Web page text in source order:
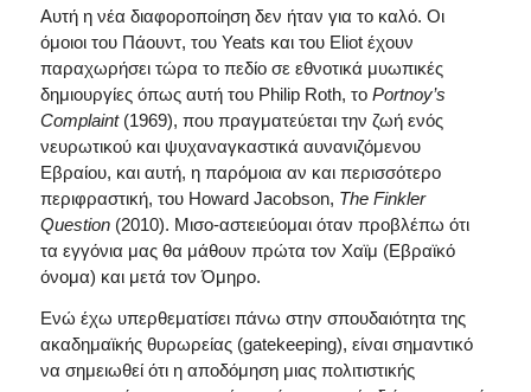
Αυτή η νέα διαφοροποίηση δεν ήταν για το καλό. Οι
όμοιοι του Πάουντ, του Yeats και του Eliot έχουν
παραχωρήσει τώρα το πεδίο σε εθνοτικά μυωπικές
δημιουργίες όπως αυτή του Philip Roth, το Portnoy’s
Complaint(1969), που πραγματεύεται την ζωή ενός
νευρωτικού και ψυχαναγκαστικά αυνανιζόμενου
Εβραίου, και αυτή, η παρόμοια αν και περισσότερο
περιφραστική, του Howard Jacobson, The Finkler
Question(2010). Μισο-αστειεύομαι όταν προβλέπω ότι
τα εγγόνια μας θα μάθουν πρώτα τον Χαϊμ (Εβραϊκό
όνομα) και μετά τον Όμηρο.
Ενώ έχω υπερθεματίσει πάνω στην σπουδαιότητα της
ακαδημαϊκής θυρωρείας (gatekeeping), είναι σημαντικό
να σημειωθεί ότι η αποδόμηση μιας πολιτιστικής